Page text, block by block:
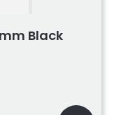
Black